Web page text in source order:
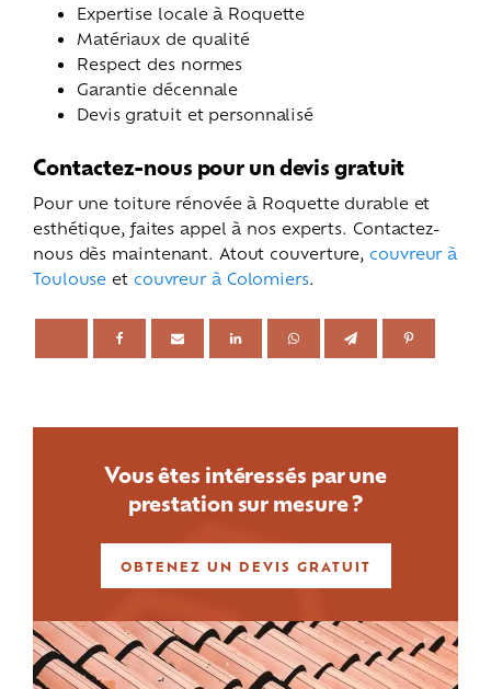
Expertise locale à Roquette
Matériaux de qualité
Respect des normes
Garantie décennale
Devis gratuit et personnalisé
Contactez-nous pour un devis gratuit
Pour une toiture rénovée à Roquette durable et
esthétique, faites appel à nos experts. Contactez-
nous dès maintenant. Atout couverture, couvreur à
Toulouse et couvreur à Colomiers.
Vous êtes intéressés par une
prestation sur mesure ?
OBTENEZ UN DEVIS GRATUIT